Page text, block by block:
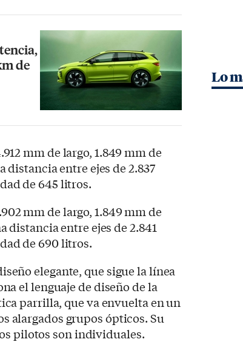
de
mm de largo, 1.849 mm de
distancia entre ejes de 2.837
de 645 litros.
mm de largo, 1.849 mm de
distancia entre ejes de 2.841
de 690 litros.
elegante, que sigue la línea
el lenguaje de diseño de la
parrilla, que va envuelta en un
alargados grupos ópticos. Su
pilotos son individuales.
Lo